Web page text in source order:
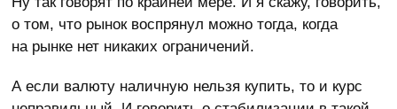
о том, что рынок воспрянул можно тогда, когда
на рынке нет никаких ограничений.
А если валюту наличную нельзя купить, то и курс